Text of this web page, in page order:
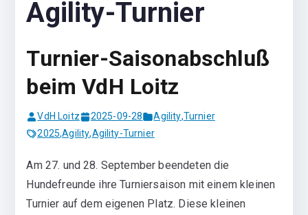
Agility-Turnier
Turnier-Saisonabschluß
beim VdH Loitz
VdH Loitz 2025-09-28 Agility,Turnier
2025,Agility,Agility-Turnier
Am 27. und 28. September beendeten die
Hundefreunde ihre Turniersaison mit einem kleinen
Turnier auf dem eigenen Platz. Diese kleinen